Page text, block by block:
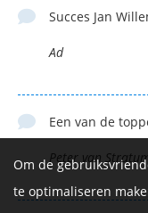
Succes Jan
Ad
Een van de
Peter van
Om de
te optimaliseren